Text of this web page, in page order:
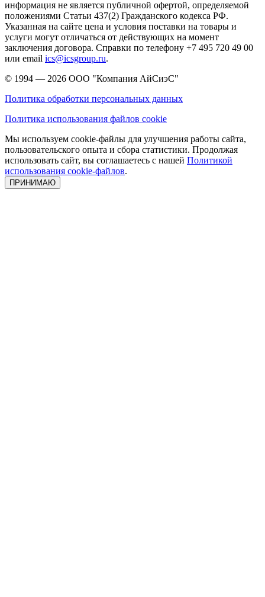
информация не является публичной офертой, определяемой
положениями Статьи 437(2) Гражданского кодекса РФ.
Указанная на сайте цена и условия поставки на товары и
услуги могут отличаться от действующих на момент
заключения договора. Справки по телефону +7 495 720 49 00
или email ics@icsgroup.ru.
© 1994 — 2026 ООО "Компания АйСиэС"
Политика обработки персональных данных
Политика использования файлов cookie
Мы используем cookie-файлы для улучшения работы сайта,
пользовательского опыта и сбора статистики. Продолжая
использовать сайт, вы соглашаетесь с нашей Политикой
использования cookie-файлов.
ПРИНИМАЮ